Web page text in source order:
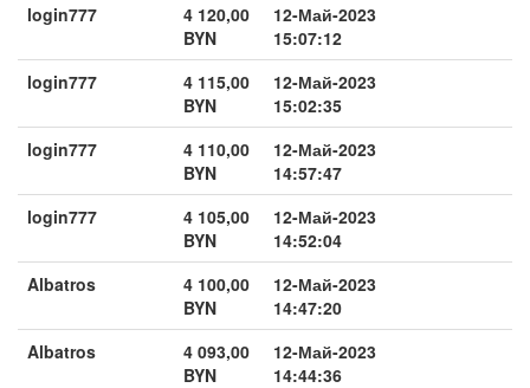
login777
4 120,00
BYN
12-Май-2023
15:07:12
login777
4 115,00
BYN
12-Май-2023
15:02:35
login777
4 110,00
BYN
12-Май-2023
14:57:47
login777
4 105,00
BYN
12-Май-2023
14:52:04
Albatros
4 100,00
BYN
12-Май-2023
14:47:20
Albatros
4 093,00
BYN
12-Май-2023
14:44:36